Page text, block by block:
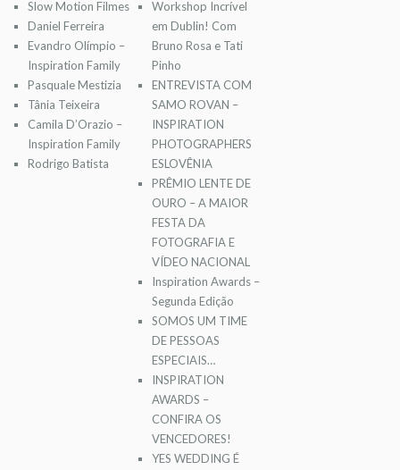
Slow Motion Filmes
Daniel Ferreira
Evandro Olímpio –
Inspiration Family
Pasquale Mestizia
Tânia Teixeira
Camila D’Orazio –
Inspiration Family
Rodrigo Batista
Workshop Incrível
em Dublin! Com
Bruno Rosa e Tati
Pinho
ENTREVISTA COM
SAMO ROVAN –
INSPIRATION
PHOTOGRAPHERS
ESLOVÊNIA
PRÊMIO LENTE DE
OURO – A MAIOR
FESTA DA
FOTOGRAFIA E
VÍDEO NACIONAL
Inspiration Awards –
Segunda Edição
SOMOS UM TIME
DE PESSOAS
ESPECIAIS…
INSPIRATION
AWARDS –
CONFIRA OS
VENCEDORES!
YES WEDDING É